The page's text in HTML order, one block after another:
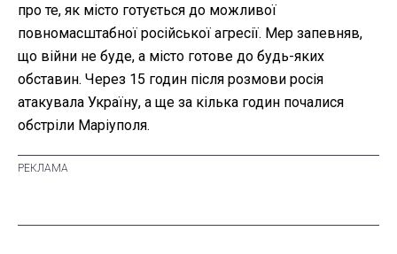
про те, як місто готується до можливої
повномасштабної російської агресії. Мер запевняв,
що війни не буде, а місто готове до будь-яких
обставин. Через 15 годин після розмови росія
атакувала Україну, а ще за кілька годин почалися
обстріли Маріуполя.